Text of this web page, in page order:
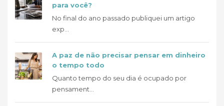
para você?
No final do ano passado publiquei um artigo
exp...
A paz de não precisar pensar em dinheiro
o tempo todo
Quanto tempo do seu dia é ocupado por
pensament...